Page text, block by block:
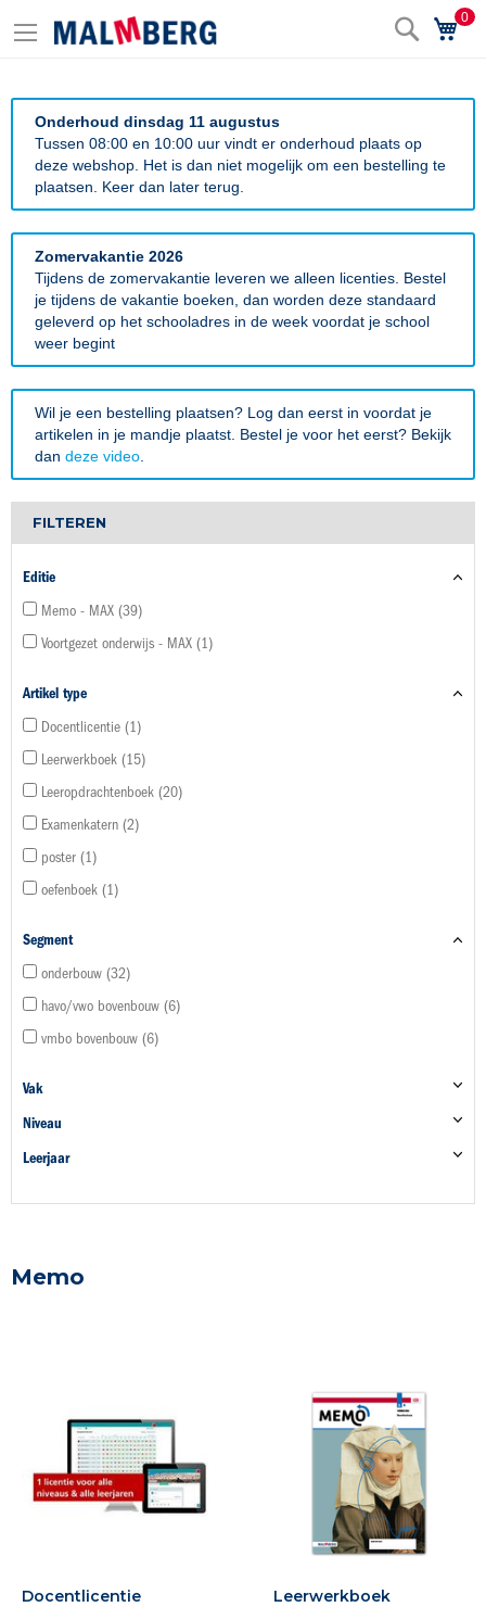
Zoek0
Onderhoud dinsdag 11 augustus
Tussen 08:00 en 10:00 uur vindt er onderhoud plaats op
deze webshop. Het is dan niet mogelijk om een bestelling te
plaatsen. Keer dan later terug.
Zomervakantie 2026
Tijdens de zomervakantie leveren we alleen licenties. Bestel
je tijdens de vakantie boeken, dan worden deze standaard
geleverd op het schooladres in de week voordat je school
weer begint
Wil je een bestelling plaatsen? Log dan eerst in voordat je
artikelen in je mandje plaatst. Bestel je voor het eerst? Bekijk
dan deze video
Memo
Docentlicentie Leerwerkboek
FILTEREN
Editie
Memo - MAX 39
Voortgezet onderwijs - MAX 1
Artikel type
Docentlicentie 1
Leerwerkboek 15
Leeropdrachtenboek 20
Examenkatern 2
poster 1
oefenboek 1
Segment
onderbouw 32
havo/vwo bovenbouw 6
vmbo bovenbouw 6
Vak
Niveau
Leerjaar